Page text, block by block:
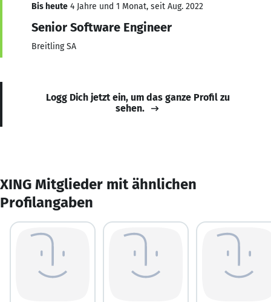
Bis heute 4 Jahre und 1 Monat, seit Aug. 2022
Senior Software Engineer
Breitling SA
Logg Dich jetzt ein, um das ganze Profil zu
sehen.
XING Mitglieder mit ähnlichen
Profilangaben